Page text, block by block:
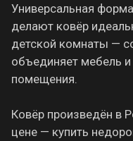
Универсальная
делают ковёр
детской комнаты —
объединяет мебель и
помещения.
Ковёр произведён в
цене — купить